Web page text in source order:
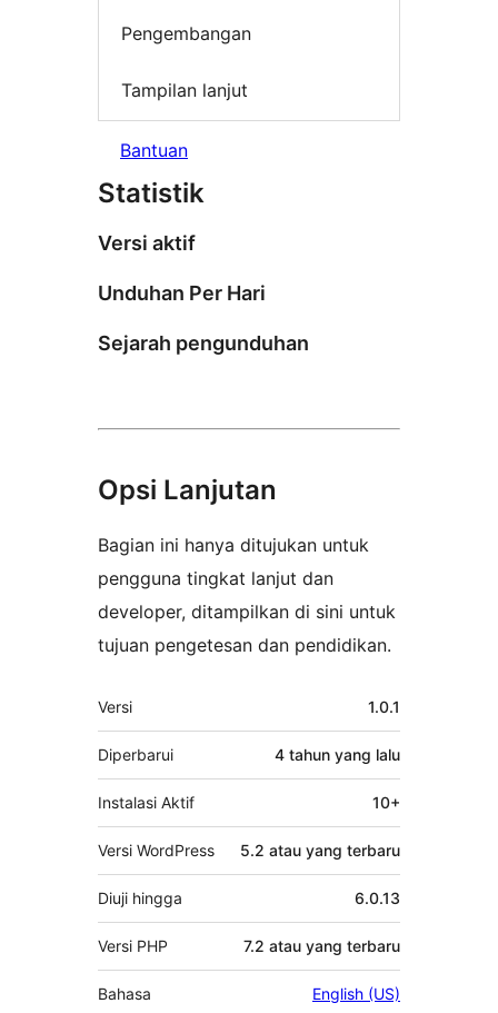
Pengembangan
Tampilan lanjut
Bantuan
Statistik
Versi aktif
Unduhan Per Hari
Sejarah pengunduhan
Opsi Lanjutan
Bagian ini hanya ditujukan untuk
pengguna tingkat lanjut dan
developer, ditampilkan di sini untuk
tujuan pengetesan dan pendidikan.
Meta
Versi 1.0.1
Diperbarui 4 tahun yang lalu
Instalasi Aktif 10+
Versi WordPress 5.2 atau yang terbaru
Diuji hingga 6.0.13
Versi PHP 7.2 atau yang terbaru
Bahasa English (US)